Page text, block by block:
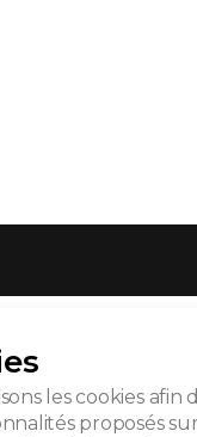
les cookies afin
proposés